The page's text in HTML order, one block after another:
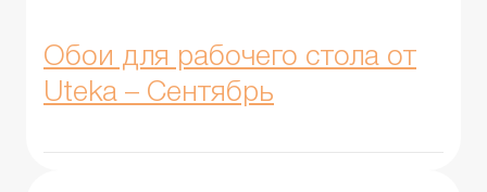
Обои для рабочего стола от
Uteka – Сентябрь